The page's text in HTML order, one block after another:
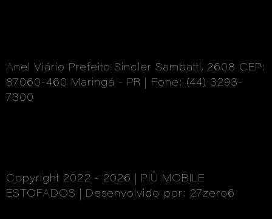
Anel Viário Prefeito Sincler Sambatti, 2608 CEP:
87060-460 Maringá - PR | Fone: (44) 3293-
7300
Copyright 2022 - 2026 | PIÙ MOBILE
ESTOFADOS | Desenvolvido por: 27zero6